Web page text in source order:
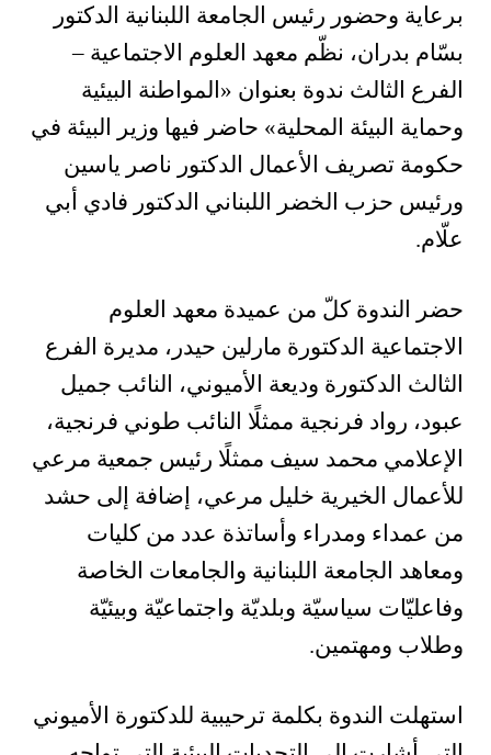
برعاية وحضور رئيس الجامعة اللبنانية الدكتور
بسّام بدران، نظّم معهد العلوم الاجتماعية –
الفرع الثالث ندوة بعنوان «المواطنة البيئية
وحماية البيئة المحلية» حاضر فيها وزير البيئة في
حكومة تصريف الأعمال الدكتور ناصر ياسين
ورئيس حزب الخضر اللبناني الدكتور فادي أبي
علّام.
حضر الندوة كلّ من عميدة معهد العلوم
الاجتماعية الدكتورة مارلين حيدر، مديرة الفرع
الثالث الدكتورة وديعة الأميوني، النائب جميل
عبود، رواد فرنجية ممثلًا النائب طوني فرنجية،
الإعلامي محمد سيف ممثلًا رئيس جمعية مرعي
للأعمال الخيرية خليل مرعي، إضافة إلى حشد
من عمداء ومدراء وأساتذة عدد من كليات
ومعاهد الجامعة اللبنانية والجامعات الخاصة
وفاعليّات سياسيّة وبلديّة واجتماعيّة وبيئيّة
وطلاب ومهتمين.
استهلت الندوة بكلمة ترحيبية للدكتورة الأميوني